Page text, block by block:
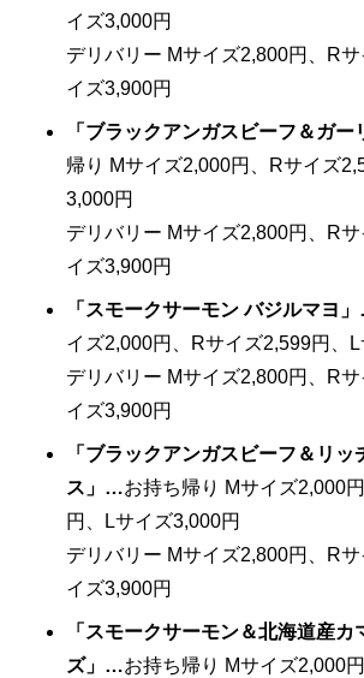
イズ3,000円
デリバリー Mサイズ2,800円、R
イズ3,900円
「ブラックアンガスビーフ＆ガ
帰り Mサイズ2,000円、Rサイズ
3,000円
デリバリー Mサイズ2,800円、R
イズ3,900円
「スモークサーモン バジルマヨ
イズ2,000円、Rサイズ2,599円、
デリバリー Mサイズ2,800円、R
イズ3,900円
「ブラックアンガスビーフ＆リ
ス」…お持ち帰り Mサイズ2,000
円、Lサイズ3,000円
デリバリー Mサイズ2,800円、R
イズ3,900円
「スモークサーモン＆北海道産カ
ズ」…お持ち帰り Mサイズ2,000